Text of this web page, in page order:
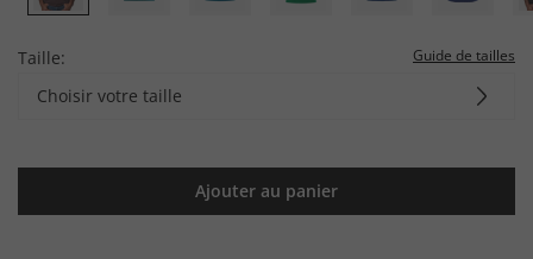
Taille: Guide de tailles
Choisir votre taille
Ajouter au panier